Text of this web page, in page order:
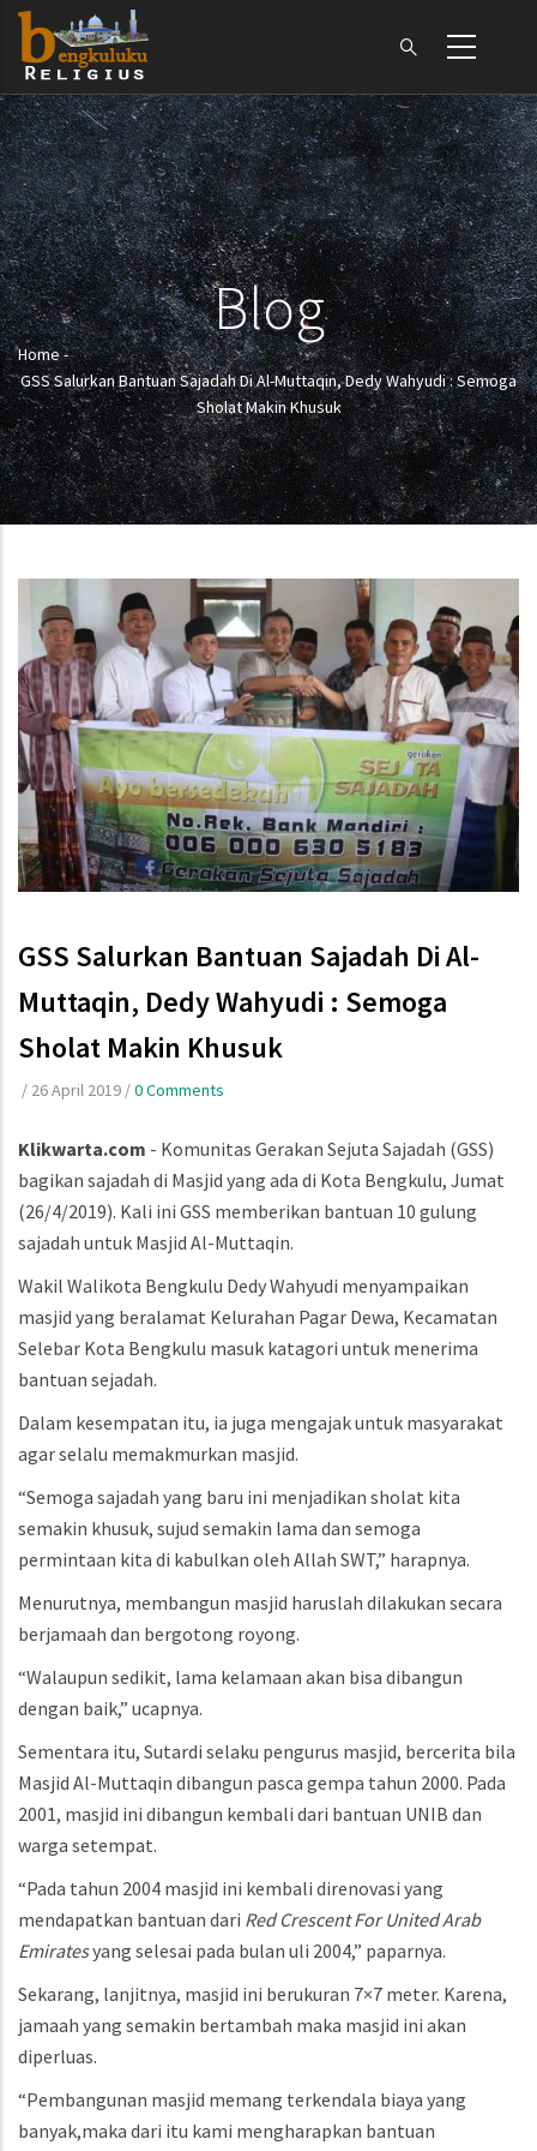
Skip
main
content
Blog
Breadcrumb
Home-
GSS Salurkan Bantuan Sajadah Di Al-Muttaqin, Dedy Wahyudi : Semoga
Sholat Makin Khusuk
GSS Salurkan Bantuan Sajadah Di Al-
Muttaqin, Dedy Wahyudi : Semoga
Sholat Makin Khusuk
/ 26 April 2019 /0 Comments
Klikwarta.com - Komunitas Gerakan Sejuta Sajadah (GSS)
bagikan sajadah di Masjid yang ada di Kota Bengkulu, Jumat
(26/4/2019). Kali ini GSS memberikan bantuan 10 gulung
sajadah untuk Masjid Al-Muttaqin.
Wakil Walikota Bengkulu Dedy Wahyudi menyampaikan
masjid yang beralamat Kelurahan Pagar Dewa, Kecamatan
Selebar Kota Bengkulu masuk katagori untuk menerima
bantuan sejadah.
Dalam kesempatan itu, ia juga mengajak untuk masyarakat
agar selalu memakmurkan masjid.
“Semoga sajadah yang baru ini menjadikan sholat kita
semakin khusuk, sujud semakin lama dan semoga
permintaan kita di kabulkan oleh Allah SWT,” harapnya.
Menurutnya, membangun masjid haruslah dilakukan secara
berjamaah dan bergotong royong.
“Walaupun sedikit, lama kelamaan akan bisa dibangun
dengan baik,” ucapnya.
Sementara itu, Sutardi selaku pengurus masjid, bercerita bila
Masjid Al-Muttaqin dibangun pasca gempa tahun 2000. Pada
2001, masjid ini dibangun kembali dari bantuan UNIB dan
warga setempat.
“Pada tahun 2004 masjid ini kembali direnovasi yang
mendapatkan bantuan dari Red Crescent For United Arab
Emiratesyang selesai pada bulan uli 2004,” paparnya.
Sekarang, lanjitnya, masjid ini berukuran 7×7 meter. Karena,
jamaah yang semakin bertambah maka masjid ini akan
diperluas.
“Pembangunan masjid memang terkendala biaya yang
banyak,maka dari itu kami mengharapkan bantuan